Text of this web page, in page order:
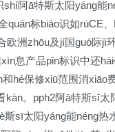
shí阿ā特斯太阳yáng能
quán标biāo识如rúCE
欧洲zhōu及jí国guó际jì
息产品pǐn标识中还
hé保修xiū范围消xiāo
kàn。pph2阿ā特斯sī太
斯sī太阳yáng能néng热